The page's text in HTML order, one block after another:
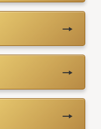
→
→
→